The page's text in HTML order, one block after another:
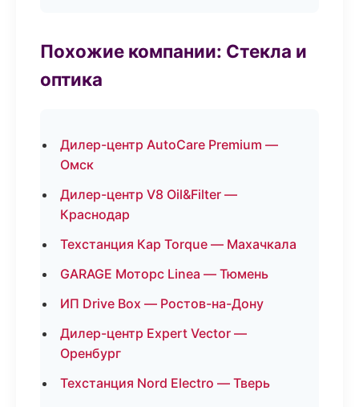
Похожие компании: Стекла и
оптика
Дилер-центр AutoCare Premium —
Омск
Дилер-центр V8 Oil&Filter —
Краснодар
Техстанция Кар Torque — Махачкала
GARAGE Моторс Linea — Тюмень
ИП Drive Box — Ростов-на-Дону
Дилер-центр Expert Vector —
Оренбург
Техстанция Nord Electro — Тверь